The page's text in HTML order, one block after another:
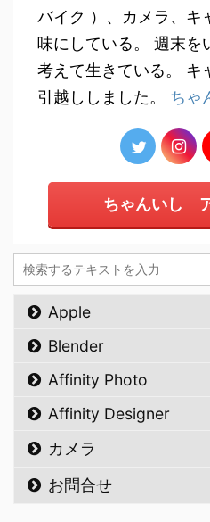
バイク ）、カメラ、キ
味にしている。 週末を
考えて生きている。 キ
引越ししました。 ちゃ
ちゃんいし
Apple
Blender
Affinity Photo
Affinity Designer
カメラ
お問合せ